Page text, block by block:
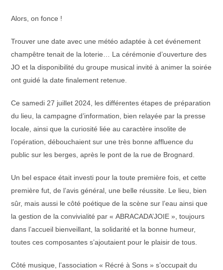
Alors, on fonce !
Trouver une date avec une météo adaptée à cet événement
champêtre tenait de la loterie… La cérémonie d’ouverture des
JO et la disponibilité du groupe musical invité à animer la soirée
ont guidé la date finalement retenue.
Ce samedi 27 juillet 2024, les différentes étapes de préparation
du lieu, la campagne d’information, bien relayée par la presse
locale, ainsi que la curiosité liée au caractère insolite de
l’opération, débouchaient sur une très bonne affluence du
public sur les berges, après le pont de la rue de Brognard.
Un bel espace était investi pour la toute première fois, et cette
première fut, de l’avis général, une belle réussite. Le lieu, bien
sûr, mais aussi le côté poétique de la scène sur l’eau ainsi que
la gestion de la convivialité par « ABRACADA’JOIE », toujours
dans l’accueil bienveillant, la solidarité et la bonne humeur,
toutes ces composantes s’ajoutaient pour le plaisir de tous.
Côté musique, l’association « Récré à Sons » s’occupait du